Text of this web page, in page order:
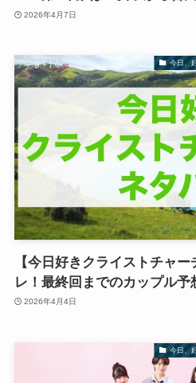
2026年4月7日
今日、
【今日好きクライストチャ
レ！最終回までのカップル予
2026年4月4日
今日、